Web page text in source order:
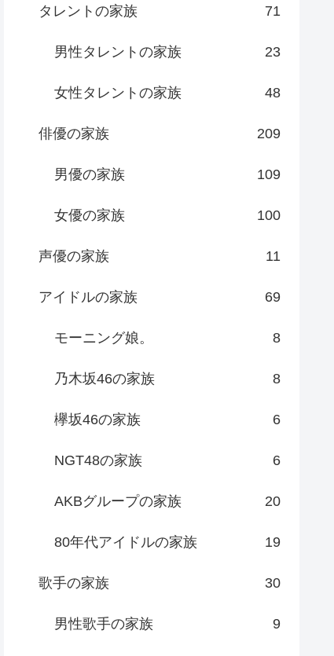
タレントの家族 71
男性タレントの家族 23
女性タレントの家族 48
俳優の家族 209
男優の家族 109
女優の家族 100
声優の家族 11
アイドルの家族 69
モーニング娘。 8
乃木坂46の家族 8
欅坂46の家族 6
NGT48の家族 6
AKBグループの家族 20
80年代アイドルの家族 19
歌手の家族 30
男性歌手の家族 9